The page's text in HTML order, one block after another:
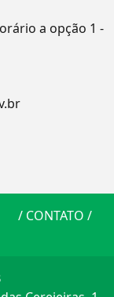
a opção 1 -
/ CONTATO /